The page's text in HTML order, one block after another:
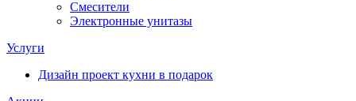
Смесители
Электронные унитазы
Услуги
Дизайн проект кухни в подарок